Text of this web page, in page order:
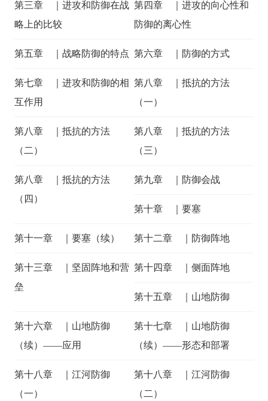
第三章 ｜进攻和防御在战
略上的比较
第四章 ｜进攻的向心性和
防御的离心性
第五章 ｜战略防御的特点 第六章 ｜防御的方式
第七章 ｜进攻和防御的相
互作用
第八章 ｜抵抗的方法
（一）
第八章 ｜抵抗的方法
（二）
第八章 ｜抵抗的方法
（三）
第八章 ｜抵抗的方法
（四）
第九章 ｜防御会战
第十章 ｜要塞
第十一章 ｜要塞（续） 第十二章 ｜防御阵地
第十三章 ｜坚固阵地和营
垒
第十四章 ｜侧面阵地
第十五章 ｜山地防御
第十六章 ｜山地防御
（续）——应用
第十七章 ｜山地防御
（续）——形态和部署
第十八章 ｜江河防御
（一）
第十八章 ｜江河防御
（二）